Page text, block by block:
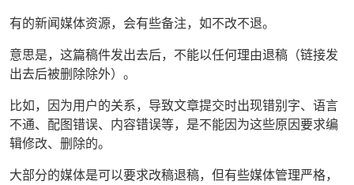
有的新闻媒体资源，会有些备注，如不改不退。
意思是，这篇稿件发出去后，不能以任何理由退稿（链接发
出去后被删除除外）。
比如，因为用户的关系，导致文章提交时出现错别字、语言
不通、配图错误、内容错误等，是不能因为这些原因要求编
辑修改、删除的。
大部分的媒体是可以要求改稿退稿，但有些媒体管理严格，